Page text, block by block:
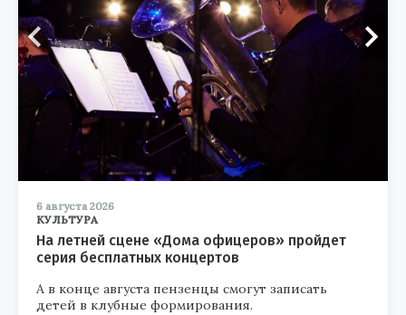
6 августа 2026
КУЛЬТУРА
На летней сцене «Дома офицеров» пройдет
серия бесплатных концертов
А в конце августа пензенцы смогут записать
детей в клубные формирования.